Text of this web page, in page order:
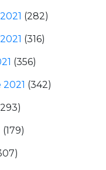
(282)
(316)
(356)
(342)
(179)